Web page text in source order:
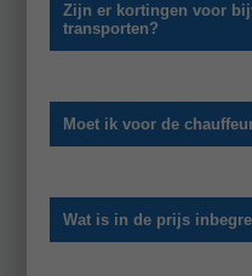
Zijn er kortingen voor
transporten?
Moet ik voor de
Wat is in de prijs